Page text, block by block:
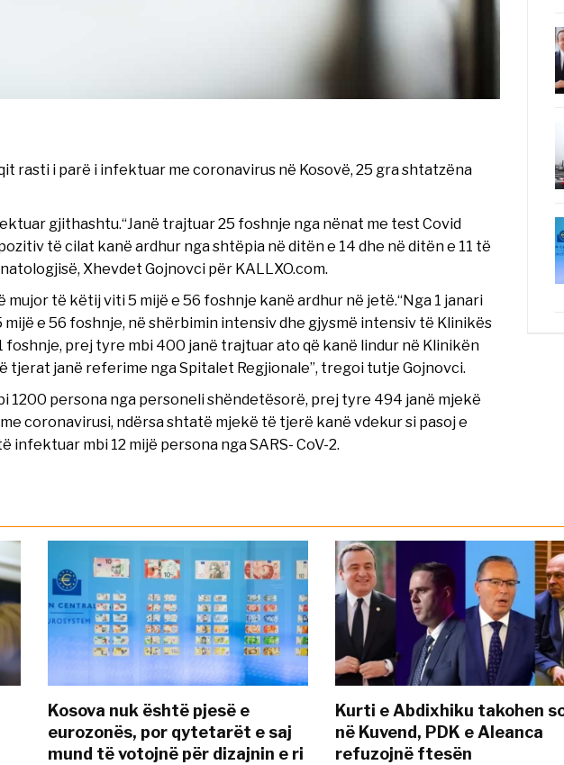
rasti i parë i infektuar me coronavirus në Kosovë, 25 gra shtatzëna
gjithashtu.“Janë trajtuar 25 foshnje nga nënat me test Covid
të cilat kanë ardhur nga shtëpia në ditën e 14 dhe në ditën e 11 të
Xhevdet Gojnovci për KALLXO.com.
të këtij viti 5 mijë e 56 foshnje kanë ardhur në jetë.“Nga 1 janari
mijë e 56 foshnje, në shërbimin intensiv dhe gjysmë intensiv të Klinikës
prej tyre mbi 400 janë trajtuar ato që kanë lindur në Klinikën
janë referime nga Spitalet Regjionale”, tregoi tutje Gojnovci.
1200 persona nga personeli shëndetësorë, prej tyre 494 janë mjekë
coronavirusi, ndërsa shtatë mjekë të tjerë kanë vdekur si pasoj e
infektuar mbi 12 mijë persona nga SARS- CoV-2.
Kosova nuk është pjesë e
eurozonës, por qytetarët e saj
mund të votojnë për dizajnin e ri
Kurti e Abdixhiku takohen
në Kuvend, PDK e Aleanca
refuzojnë ftesën